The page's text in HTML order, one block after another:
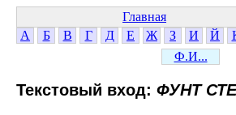
Главная
А
Б В Г Д Е Ж З И Й
Ф.И...
Текстовый вход: ФУНТ